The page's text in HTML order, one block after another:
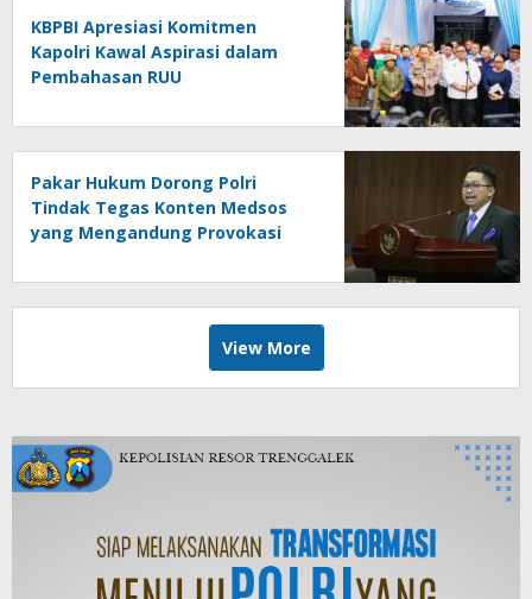
KBPBI Apresiasi Komitmen
Kapolri Kawal Aspirasi dalam
Pembahasan RUU
Pakar Hukum Dorong Polri
Tindak Tegas Konten Medsos
yang Mengandung Provokasi
View More